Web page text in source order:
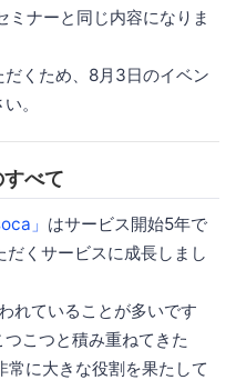
ナーと同じ内容になりま
くため、8月3日のイベン
。
べて
」 はサービス開始5年で
くサービスに成長しまし
れていることが多いです
こつと積み重ねてきた
に大きな役割を果たして